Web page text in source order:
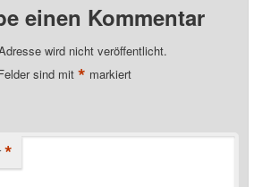
einen Kommentar
wird nicht veröffentlicht.
sind mit* markiert
*